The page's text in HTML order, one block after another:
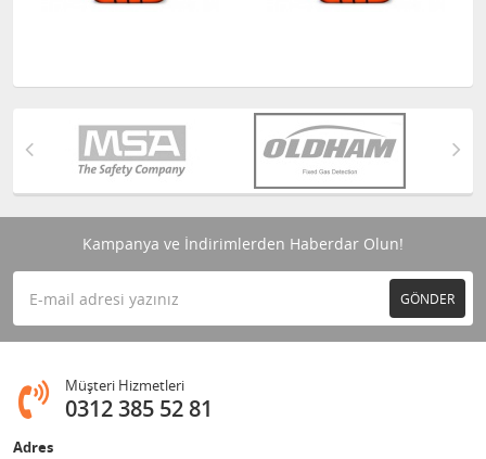
Kampanya ve İndirimlerden Haberdar Olun!
GÖNDER
Müşteri Hizmetleri
0312 385 52 81
Adres